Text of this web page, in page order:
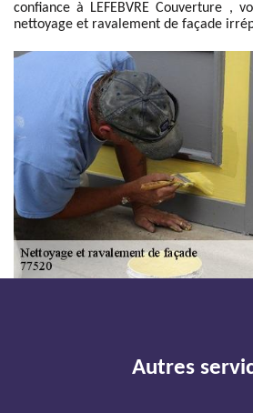
confiance à LEFEBVRE Couverture ,
nettoyage et ravalement de façade
Autres